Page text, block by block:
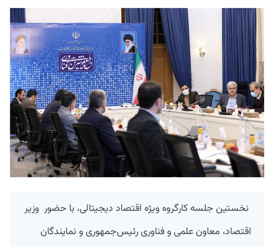
نخستین جلسه کارگروه ویژه اقتصاد دیجیتالی، با حضور وزیر
اقتصاد، معاون علمی و فناوری رئیس‌جمهوری و نمایندگان